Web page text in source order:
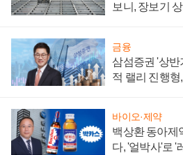
보니, 장보기
금융
삼섬증권 '상반
적 랠리 진행형
바이오·제약
백상환 동아제
다, '얼박사'로 '